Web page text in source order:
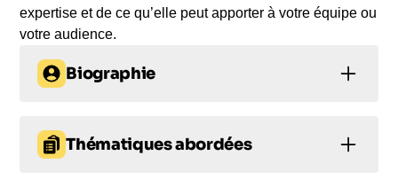
expertise et de ce qu’elle peut apporter à votre équipe ou
votre audience.
Biographie
succès qui a impulsé la croissance de marques
telles que Duracell, Toshiba et Mars. Recruté par
Thématiques abordées